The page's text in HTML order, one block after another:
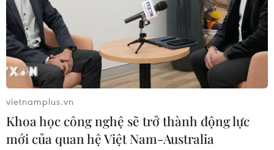
#Trương Mỹ Lan
Tp. Hồ Chí Minh
vietnamplus.vn
Khoa học công nghệ sẽ trở thành động lực
mới của quan hệ Việt Nam-Australia